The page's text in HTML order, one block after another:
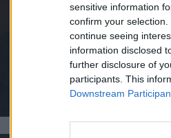
sensitive information
confirm your
continue seeing
information disclosed
further disclosure of
participants. This
Downstream